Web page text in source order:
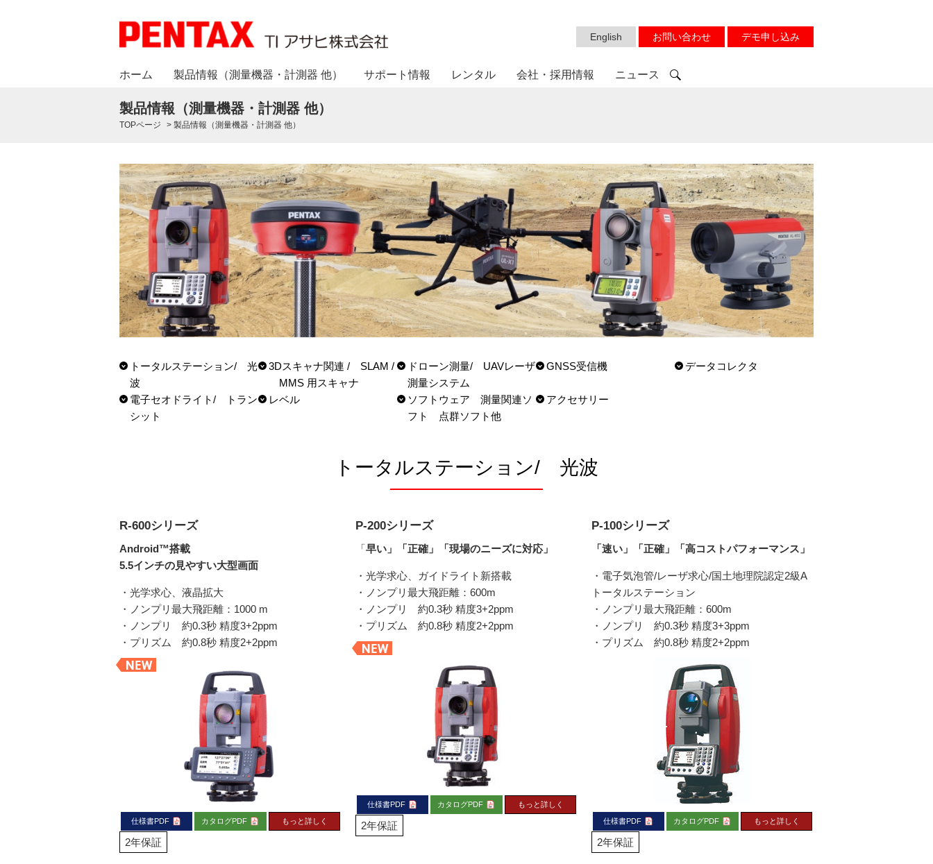
English お問い合わせ デモ申し込み
ホーム 製品情報（測量機器・計測器 他） サポート情報 レンタル 会社・採用情報 ニュース
製品情報（測量機器・計測器 他）
TOPページ > 製品情報（測量機器・計測器 他）
トータルステーション/ 光
波
3Dスキャナ関連 / SLAM /
MMS 用スキャナ
ドローン測量/ UAVレーザ
測量システム
GNSS受信機 データコレクタ
電子セオドライト/ トラン
シット
レベル
ソフトウェア 測量関連ソ
フト 点群ソフト他
アクセサリー
トータルステーション/ 光波
R-600シリーズ
Android™搭載
5.5インチの見やすい大型画面
・光学求心、液晶拡大
・ノンプリ最大飛距離：1000 m
・ノンプリ 約0.3秒 精度3+2ppm
・プリズム 約0.8秒 精度2+2ppm
仕様書PDF カタログPDF もっと詳しく
2年保証
P-200シリーズ
「早い」「正確」「現場のニーズに対応」
・光学求心、ガイドライト新搭載
・ノンプリ最大飛距離：600m
・ノンプリ 約0.3秒 精度3+2ppm
・プリズム 約0.8秒 精度2+2ppm
仕様書PDF カタログPDF もっと詳しく
2年保証
P-100シリーズ
「速い」「正確」「高コストパフォーマンス」
・電子気泡管/レーザ求心/国土地理院認定2級A
トータルステーション
・ノンプリ最大飛距離：600m
・ノンプリ 約0.3秒 精度3+3ppm
・プリズム 約0.8秒 精度2+2ppm
仕様書PDF カタログPDF もっと詳しく
2年保証